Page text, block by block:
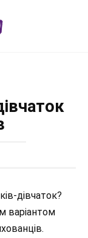
дівчаток?
варіантом